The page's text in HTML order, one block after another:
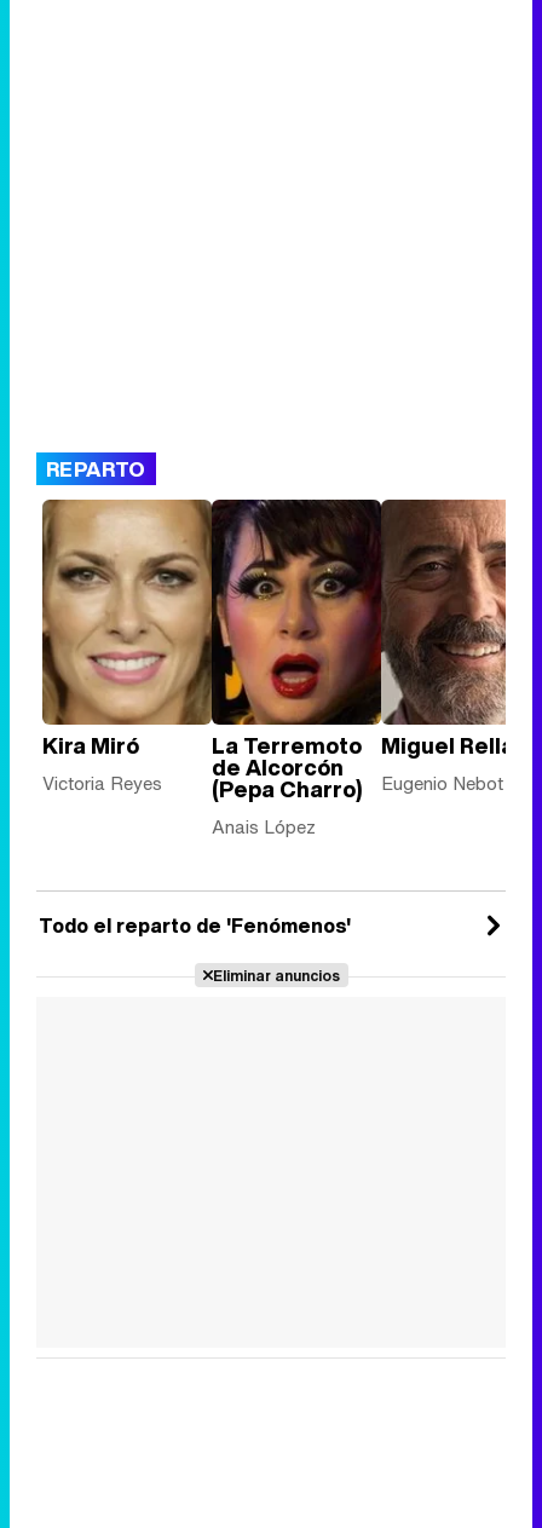
REPARTO
Kira Miró
Victoria Reyes
La Terremoto
de Alcorcón
(Pepa Charro)
Anais López
Miguel Rellán
Eugenio Nebot
Todo el reparto de 'Fenómenos'
Eliminar anuncios